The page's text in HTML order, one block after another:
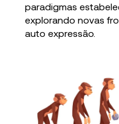
paradigmas
explorando novas
auto expressão.